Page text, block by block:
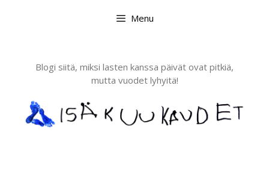
Menu
Blogi siitä, miksi lasten kanssa päivät ovat pitkiä,
mutta vuodet lyhyitä!